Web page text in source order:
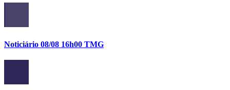
Noticiário 08/08 16h00 TMG